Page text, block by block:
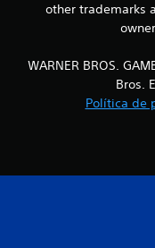
other trademarks
WARNER BROS.
Bros.
Política de